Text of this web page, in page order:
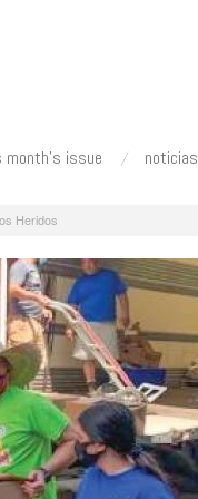
month's issue noticias
Heridos